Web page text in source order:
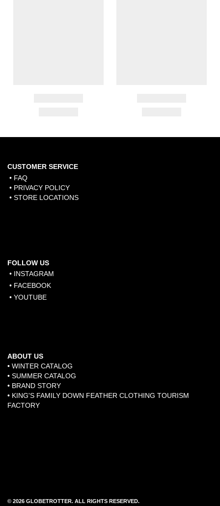
CUSTOMER SERVICE
• FAQ
• PRIVACY POLICY
• STORE LOCATIONS
FOLLOW US
• INSTAGRAM
• FACEBOOK
• YOUTUBE
ABOUT US
• WINTER CATALOG
• SUMMER CATALOG
• BRAND STORY
​• KING'S FAMILY DOWN FEATHER CLOTHING TOURISM
FACTORY
© 2026 GLOBETROTTER. ALL RIGHTS RESERVED.